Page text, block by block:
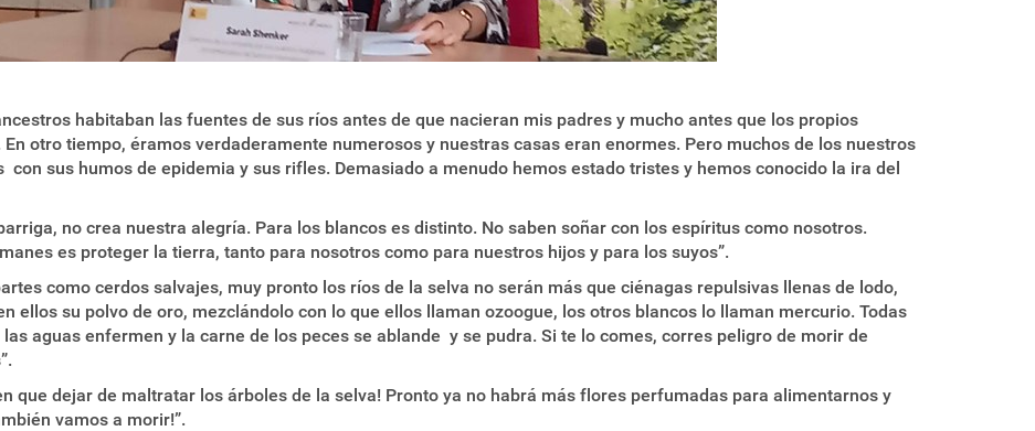
habitaban las fuentes de sus ríos antes de que nacieran mis padres y mucho antes que los propios
otro tiempo, éramos verdaderamente numerosos y nuestras casas eran enormes. Pero muchos de los nuestros
sus humos de epidemia y sus rifles. Demasiado a menudo hemos estado tristes y hemos conocido la ira del
no crea nuestra alegría. Para los blancos es distinto. No saben soñar con los espíritus como nosotros.
es proteger la tierra, tanto para nosotros como para nuestros hijos y para los suyos”.
como cerdos salvajes, muy pronto los ríos de la selva no serán más que ciénagas repulsivas llenas de lodo,
ellos su polvo de oro, mezclándolo con lo que ellos llaman ozoogue, los otros blancos lo llaman mercurio. Todas
aguas enfermen y la carne de los peces se ablande y se pudra. Si te lo comes, corres peligro de morir de
que dejar de maltratar los árboles de la selva! Pronto ya no habrá más flores perfumadas para alimentarnos y
vamos a morir!”.